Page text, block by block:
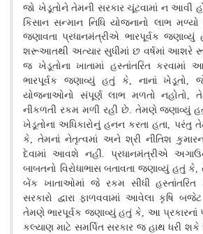
જો ખેડૂતોને તેમની સરકાર ચૂંટવામાં ન આવી
કિસાન સન્માન નિધિ યોજનાનો લાભ
જણાવતા પ્રધાનમંત્રીએ ભારપૂર્વક
શરૂઆતથી અત્યાર સુધીમાં છ વર્ષમાં આશરે
જ ખેડૂતોના ખાતામાં હસ્તાંતરિત કરવામાં
ભારપૂર્વક જણાવ્યું હતું કે, નાનાં ખેડૂતો,
યોજનાઓનો સંપૂર્ણ લાભ મળતો નહોતો,
નીકળતી રકમ મળી રહી છે. તેમણે જણાવ્યું
ખેડૂતોના અધિકારોનું હનન કરતા હતા, પરંતુ
કે,તેમનાં નેતૃત્વમાં અને શ્રી નીતિશ
દેવામાં આવશે નહીં. પ્રધાનમંત્રીએ
બાબતનો વિરોધાભાસબતાવતા જણાવ્યું હતું કે,
બેંક ખાતાઓમાં જે રકમ સીધી હસ્તાંતરિત
સરકારો દ્વારા ફાળવવામાં આવેલા કૃષિ
તેમણે ભારપૂર્વક જણાવ્યું હતું કે, આ પ્રકારનાં
કલ્યાણ માટે સમર્પિત સરકાર જ હાથ ધરી